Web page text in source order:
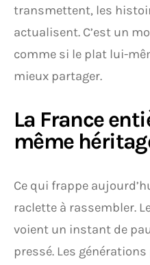
transmettent, les
actualisent. C’est un
comme si le plat lui-
mieux partager.
La France
même
Ce qui frappe
raclette à rassembler.
voient un instant de
pressé. Les